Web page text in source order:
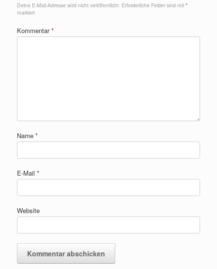
Deine E-Mail-Adresse wird nicht veröffentlicht. Erforderliche Felder sind mit *
markiert
Kommentar*
Name *
E-Mail *
Website